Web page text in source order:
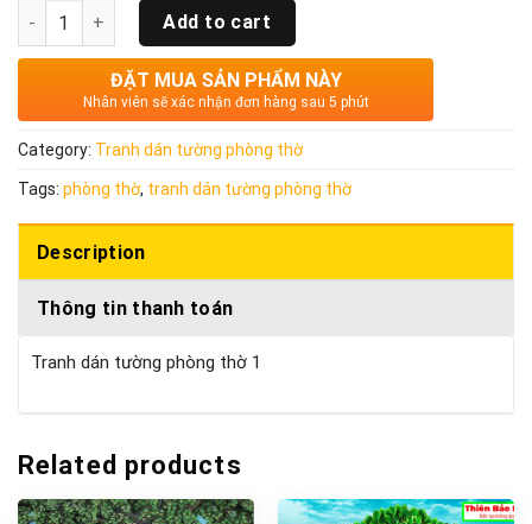
Quantity Add to cart
ĐẶT MUA SẢN PHẨM NÀY
Nhân viên sẽ xác nhận đơn hàng sau 5 phút
Category: Tranh dán tường phòng thờ
Tags: phòng thờ, tranh dán tường phòng thờ
Description
Thông tin thanh toán
Tranh dán tường phòng thờ 1
Related products